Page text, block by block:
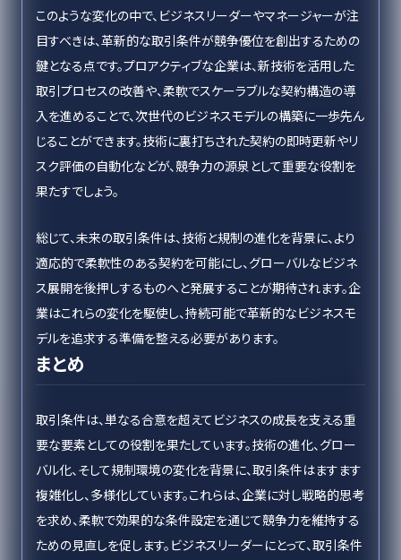
このような変化の中で、ビジネスリーダーやマネージャーが注
目すべきは、革新的な取引条件が競争優位を創出するための
鍵となる点です。プロアクティブな企業は、新技術を活用した
取引プロセスの改善や、柔軟でスケーラブルな契約構造の導
入を進めることで、次世代のビジネスモデルの構築に一歩先ん
じることができます。技術に裏打ちされた契約の即時更新やリ
スク評価の自動化などが、競争力の源泉として重要な役割を
果たすでしょう。
総じて、未来の取引条件は、技術と規制の進化を背景に、より
適応的で柔軟性のある契約を可能にし、グローバルなビジネ
ス展開を後押しするものへと発展することが期待されます。企
業はこれらの変化を駆使し、持続可能で革新的なビジネスモ
デルを追求する準備を整える必要があります。
まとめ
取引条件は、単なる合意を超えてビジネスの成長を支える重
要な要素としての役割を果たしています。技術の進化、グロー
バル化、そして規制環境の変化を背景に、取引条件はますます
複雑化し、多様化しています。これらは、企業に対し戦略的思考
を求め、柔軟で効果的な条件設定を通じて競争力を維持する
ための見直しを促します。ビジネスリーダーにとって、取引条件